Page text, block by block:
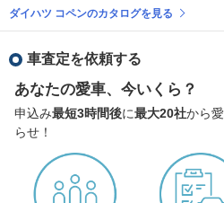
ダイハツ コペンのカタログを見る
車査定を依頼する
あなたの愛車、今いくら？
申込み最短3時間後に最大20社から
らせ！